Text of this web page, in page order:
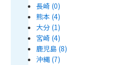
長崎 (0)
熊本 (4)
大分 (1)
宮崎 (4)
鹿児島 (8)
沖縄 (7)